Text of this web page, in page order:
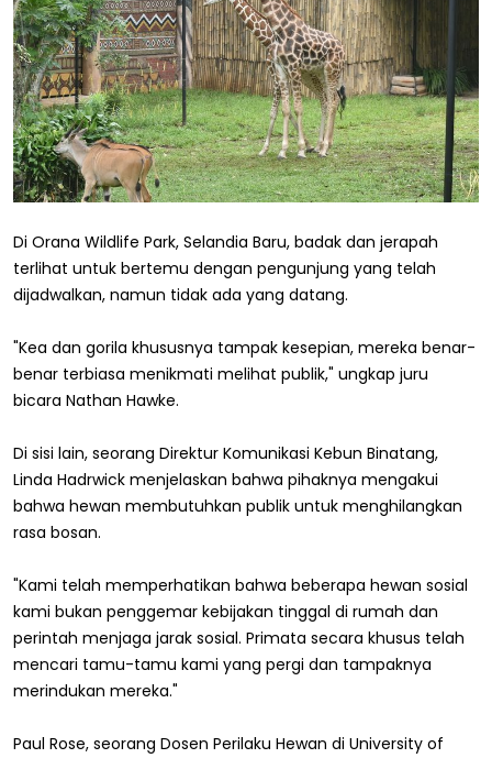
Di Orana Wildlife Park, Selandia Baru, badak dan jerapah
terlihat untuk bertemu dengan pengunjung yang telah
dijadwalkan, namun tidak ada yang datang.
"Kea dan gorila khususnya tampak kesepian, mereka benar-
benar terbiasa menikmati melihat publik," ungkap juru
bicara Nathan Hawke.
Di sisi lain, seorang Direktur Komunikasi Kebun Binatang,
Linda Hadrwick menjelaskan bahwa pihaknya mengakui
bahwa hewan membutuhkan publik untuk menghilangkan
rasa bosan.
"Kami telah memperhatikan bahwa beberapa hewan sosial
kami bukan penggemar kebijakan tinggal di rumah dan
perintah menjaga jarak sosial. Primata secara khusus telah
mencari tamu-tamu kami yang pergi dan tampaknya
merindukan mereka."
Paul Rose, seorang Dosen Perilaku Hewan di University of